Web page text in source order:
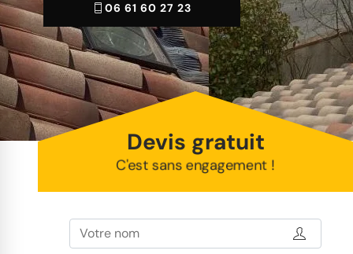
06 61 60 27 23
Devis gratuit
C'est sans engagement !